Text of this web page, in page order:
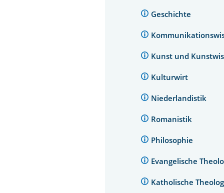
Geschichte
Kunst und
Kulturwirt
Niederlandistik
Romanistik
Philosophie
Evangelische
Katholische